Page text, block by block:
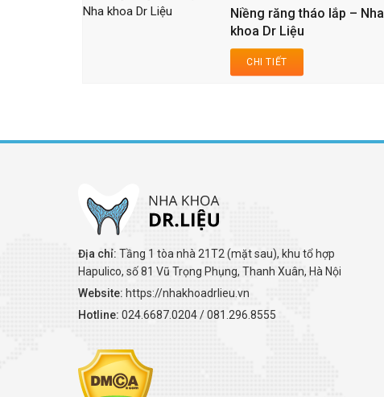
Niềng răng tháo lắp – Nha
khoa Dr Liệu
CHI TIẾT
Địa chỉ: Tầng 1 tòa nhà 21T2 (mặt sau), khu tổ hợp
Hapulico, số 81 Vũ Trọng Phụng, Thanh Xuân, Hà Nội
Website: https://nhakhoadrlieu.vn
Hotline: 024.6687.0204 / 081.296.8555